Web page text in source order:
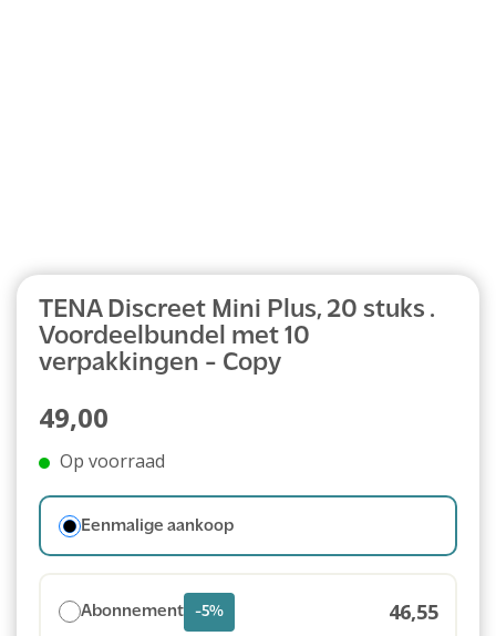
TENA Discreet Mini Plus, 20 stuks .
Voordeelbundel met 10
verpakkingen - Copy
49,00
Op voorraad
Eenmalige aankoop
Abonnement -5% 46,55